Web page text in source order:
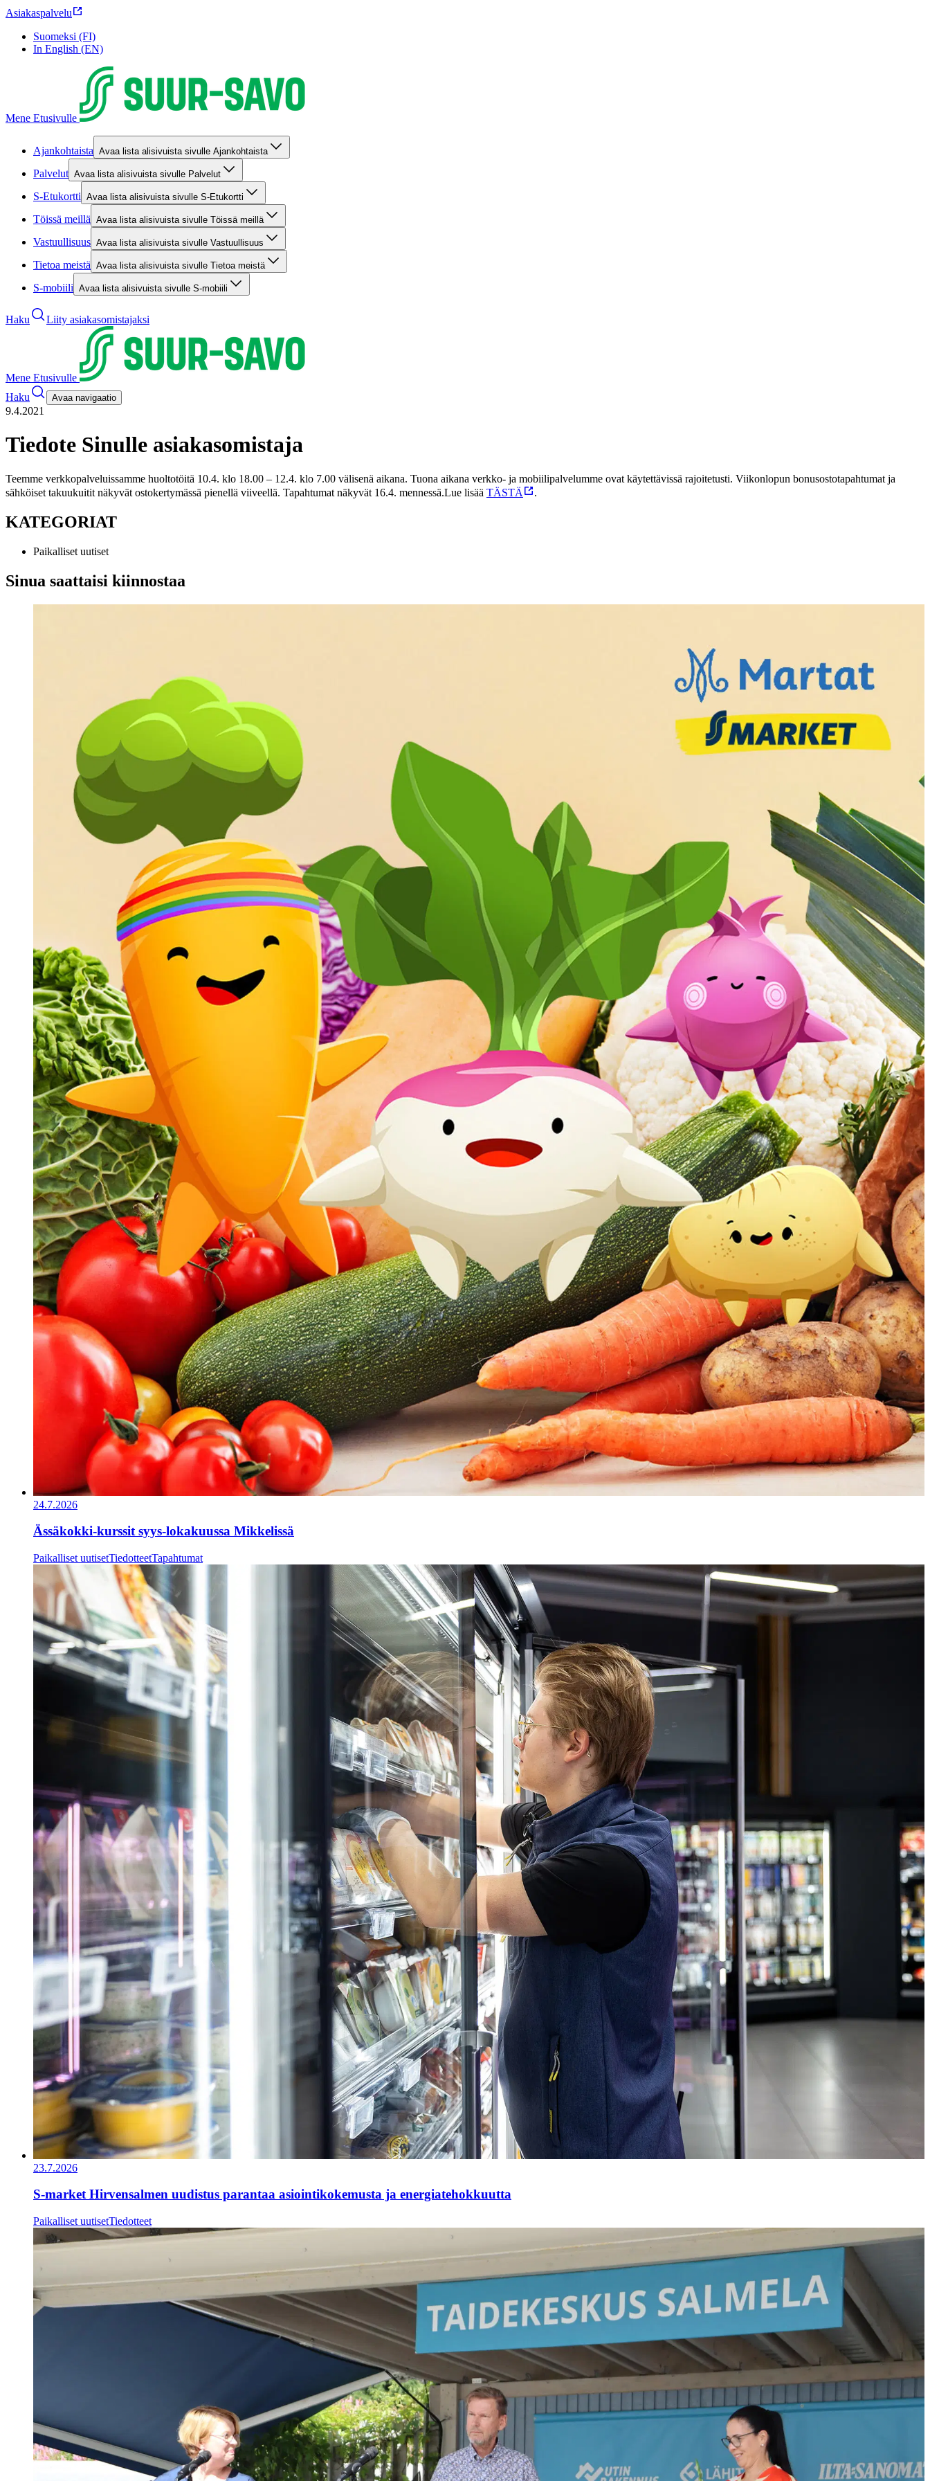
Asiakaspalvelu
Suomeksi (FI)
In English (EN)
Mene Etusivulle
Ajankohtaista Avaa lista alisivuista sivulle Ajankohtaista
Palvelut Avaa lista alisivuista sivulle Palvelut
S-Etukortti Avaa lista alisivuista sivulle S-Etukortti
Töissä meillä Avaa lista alisivuista sivulle Töissä meillä
Vastuullisuus Avaa lista alisivuista sivulle Vastuullisuus
Tietoa meistä Avaa lista alisivuista sivulle Tietoa meistä
S-mobiili Avaa lista alisivuista sivulle S-mobiili
Haku Liity asiakasomistajaksi
Mene Etusivulle
Haku
Avaa navigaatio
9.4.2021
Tiedote Sinulle asiakasomistaja
Teemme verkkopalveluissamme huoltotöitä 10.4. klo 18.00 – 12.4. klo 7.00 välisenä aikana. Tuona aikana verkko- ja mobiilipalvelumme ovat käytettävissä rajoitetusti. Viikonlopun bonusostotapahtumat ja
sähköiset takuukuitit näkyvät ostokertymässä pienellä viiveellä. Tapahtumat näkyvät 16.4. mennessä.Lue lisää TÄSTÄ .
KATEGORIAT
Paikalliset uutiset
Sinua saattaisi kiinnostaa
24.7.2026
Ässäkokki-kurssit syys-lokakuussa Mikkelissä
Paikalliset uutisetTiedotteetTapahtumat
23.7.2026
S-market Hirvensalmen uudistus parantaa asiointikokemusta ja energiatehokkuutta
Paikalliset uutisetTiedotteet